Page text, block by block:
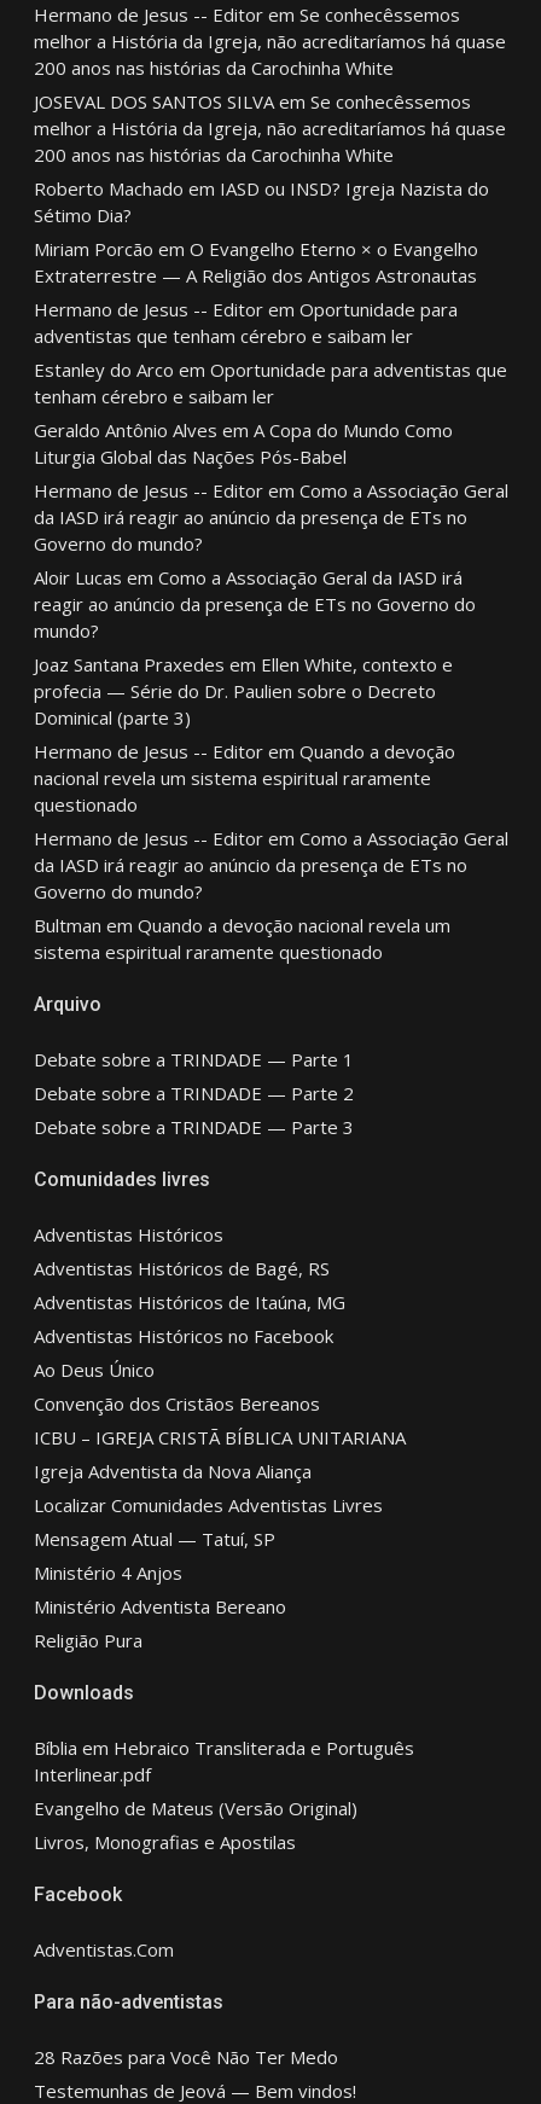
Hermano de Jesus -- Editorem Se conhecêssemos
melhor a História da Igreja, não acreditaríamos há quase
200 anos nas histórias da Carochinha White
JOSEVAL DOS SANTOS SILVAem Se conhecêssemos
melhor a História da Igreja, não acreditaríamos há quase
200 anos nas histórias da Carochinha White
Roberto Machado em IASD ou INSD? Igreja Nazista do
Sétimo Dia?
Miriam Porcão em O Evangelho Eterno × o Evangelho
Extraterrestre — A Religião dos Antigos Astronautas
Hermano de Jesus -- Editorem Oportunidade para
adventistas que tenham cérebro e saibam ler
Estanley do Arco em Oportunidade para adventistas que
tenham cérebro e saibam ler
Geraldo Antônio Alves em A Copa do Mundo Como
Liturgia Global das Nações Pós-Babel
Hermano de Jesus -- Editorem Como a Associação Geral
da IASD irá reagir ao anúncio da presença de ETs no
Governo do mundo?
Aloir Lucas em Como a Associação Geral da IASD irá
reagir ao anúncio da presença de ETs no Governo do
mundo?
Joaz Santana Praxedes em Ellen White, contexto e
profecia — Série do Dr. Paulien sobre o Decreto
Dominical (parte 3)
Hermano de Jesus -- Editorem Quando a devoção
nacional revela um sistema espiritual raramente
questionado
Hermano de Jesus -- Editorem Como a Associação Geral
da IASD irá reagir ao anúncio da presença de ETs no
Governo do mundo?
Bultman em Quando a devoção nacional revela um
sistema espiritual raramente questionado
Arquivo
Debate sobre a TRINDADE — Parte 1
Debate sobre a TRINDADE — Parte 2
Debate sobre a TRINDADE — Parte 3
Comunidades livres
Adventistas Históricos
Adventistas Históricos de Bagé, RS
Adventistas Históricos de Itaúna, MG
Adventistas Históricos no Facebook
Ao Deus Único
Convenção dos Cristãos Bereanos
ICBU – IGREJA CRISTÃ BÍBLICA UNITARIANA
Igreja Adventista da Nova Aliança
Localizar Comunidades Adventistas Livres
Mensagem Atual — Tatuí, SP
Ministério 4 Anjos
Ministério Adventista Bereano
Religião Pura
Downloads
Bíblia em Hebraico Transliterada e Português
Interlinear.pdf
Evangelho de Mateus (Versão Original)
Livros, Monografias e Apostilas
Facebook
Adventistas.Com
Para não-adventistas
28 Razões para Você Não Ter Medo
Testemunhas de Jeová — Bem vindos!